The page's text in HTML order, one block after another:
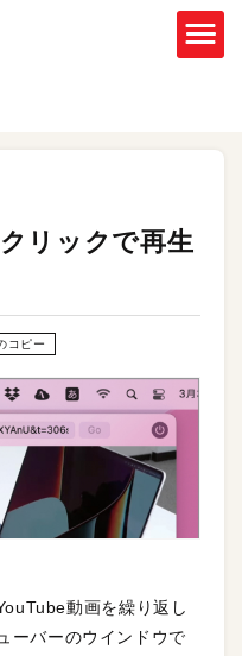
リックで再生
コピー
動画を繰り返し
ーバーのウインドウで